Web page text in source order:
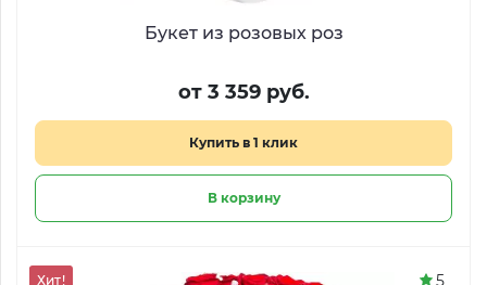
Букет из розовых роз
от 3 359 руб.
Купить в 1 клик
В корзину
Хит! 5